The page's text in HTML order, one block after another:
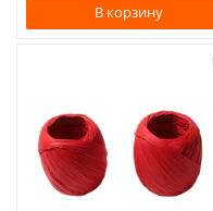
В корзину